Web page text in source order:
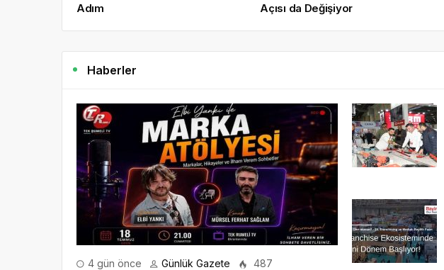
Adım
Açısı da Değişiyor
Haberler
4 gün önce Günlük Gazete 487